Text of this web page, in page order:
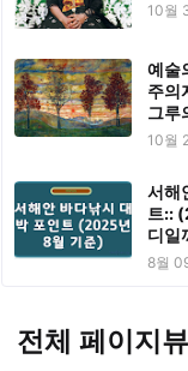
10월
예술
주의
그루
10월
서해
트::
디일
8월
전체 페이지뷰